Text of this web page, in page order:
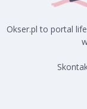
Okser.pl to portal